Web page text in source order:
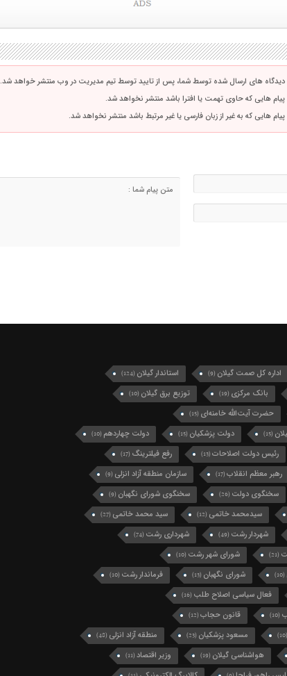
دیدگاه های ارسال شده توسط شما، پس از تایید توسط تیم مدیریت در وب منتشر خواهد شد.
پیام هایی که حاوی تهمت یا افترا باشد منتشر نخواهد شد.
پیام هایی که به غیر از زبان فارسی یا غیر مرتبط باشد منتشر نخواهد شد.
اداره کل صمت گیلان (9) استاندار گیلان (124)
بانک مرکزی (19) توزیع برق گیلان (10)
حضرت آیت‌الله خامنه‌ای (15)
(15) دولت پزشکیان (15) دولت چهاردهم (10)
رئیس دولت اصلاحات(13) رفع فیلترینگ (17)
رهبر معظم انقلاب(17) سازمان منطقه آزاد انزلی (9)
سخنگوی دولت (26) سخنگوی شورای نگهبان (9)
سیدمحمد خاتمی (12) سید محمد خاتمی (27)
شهردار رشت (49) شهرداری رشت (74)
(21) شورای شهر رشت (10)
(10) شورای نگهبان (13) فرماندار رشت (10)
فعال سیاسی اصلاح طلب (16)
(10) قانون حجاب(12)
(10) مسعود پزشکیان (23) منطقه آزاد انزلی (48)
هواشناسی گیلان (19) وزیر اقتصاد(11)